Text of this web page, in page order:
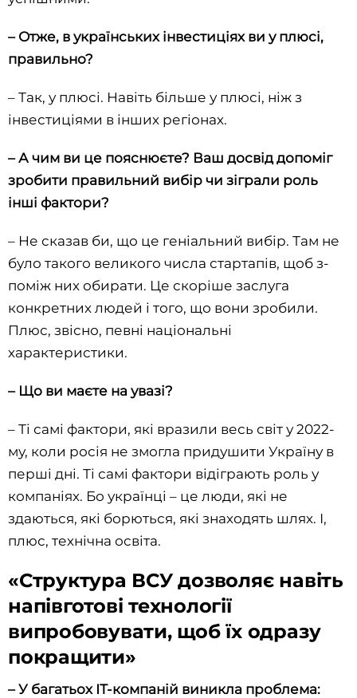
– Отже, в українських інвестиціях ви у плюсі,
правильно?
– Так, у плюсі. Навіть більше у плюсі, ніж з
інвестиціями в інших регіонах.
– А чим ви це пояснюєте? Ваш досвід допоміг
зробити правильний вибір чи зіграли роль
інші фактори?
– Не сказав би, що це геніальний вибір. Там не
було такого великого числа стартапів, щоб з-
поміж них обирати. Це скоріше заслуга
конкретних людей і того, що вони зробили.
Плюс, звісно, певні національні
характеристики.
– Що ви маєте на увазі?
– Ті самі фактори, які вразили весь світ у 2022-
му, коли росія не змогла придушити Україну в
перші дні. Ті самі фактори відіграють роль у
компаніях. Бо українці – це люди, які не
здаються, які борються, які знаходять шлях. І,
плюс, технічна освіта.
«Структура ВСУ дозволяє навіть
напівготові технології
випробовувати, щоб їх одразу
покращити»
– У багатьох ІТ-компаній виникла проблема: